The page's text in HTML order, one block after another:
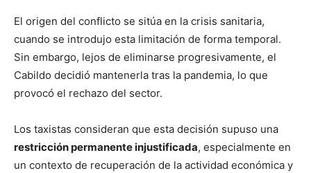
El origen del conflicto se sitúa en la crisis sanitaria,
cuando se introdujo esta limitación de forma temporal.
Sin embargo, lejos de eliminarse progresivamente, el
Cabildo decidió mantenerla tras la pandemia, lo que
provocó el rechazo del sector.
Los taxistas consideran que esta decisión supuso una
restricción permanente injustificada, especialmente en
un contexto de recuperación de la actividad económica y